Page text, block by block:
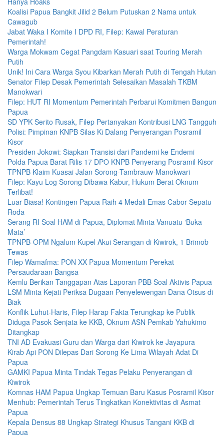
Koalisi Papua Bangkit Jilid 2 Belum Putuskan 2 Nama untuk
Cawagub
Jabat Waka I Komite I DPD RI, Filep: Kawal Peraturan
Pemerintah!
Warga Mokwam Cegat Pangdam Kasuari saat Touring Merah
Putih
Unik! Ini Cara Warga Syou Kibarkan Merah Putih di Tengah Hutan
Senator Filep Desak Pemerintah Selesaikan Masalah TKBM
Manokwari
Filep: HUT RI Momentum Pemerintah Perbarui Komitmen Bangun
Papua
SD YPK Serito Rusak, Filep Pertanyakan Kontribusi LNG Tangguh
Polisi: Pimpinan KNPB Silas Ki Dalang Penyerangan Posramil
Kisor
Presiden Jokowi: Siapkan Transisi dari Pandemi ke Endemi
Polda Papua Barat Rilis 17 DPO KNPB Penyerang Posramil Kisor
TPNPB Klaim Kuasai Jalan Sorong-Tambrauw-Manokwari
Filep: Kayu Log Sorong Dibawa Kabur, Hukum Berat Oknum
Terlibat!
Luar Biasa! Kontingen Papua Raih 4 Medali Emas Cabor Sepatu
Roda
Serang RI Soal HAM di Papua, Diplomat Minta Vanuatu ‘Buka
Mata’
TPNPB-OPM Ngalum Kupel Akui Serangan di Kiwirok, 1 Brimob
Tewas
Filep Wamafma: PON XX Papua Momentum Perekat
Persaudaraan Bangsa
Kemlu Berikan Tanggapan Atas Laporan PBB Soal Aktivis Papua
LSM Minta Kejati Periksa Dugaan Penyelewengan Dana Otsus di
Biak
Konflik Luhut-Haris, Filep Harap Fakta Terungkap ke Publik
Diduga Pasok Senjata ke KKB, Oknum ASN Pemkab Yahukimo
Ditangkap
TNI AD Evakuasi Guru dan Warga dari Kiwirok ke Jayapura
Kirab Api PON Dilepas Dari Sorong Ke Lima Wilayah Adat Di
Papua
GAMKI Papua Minta Tindak Tegas Pelaku Penyerangan di
Kiwirok
Komnas HAM Papua Ungkap Temuan Baru Kasus Posramil Kisor
Menhub: Pemerintah Terus Tingkatkan Konektivitas di Asmat
Papua
Kepala Densus 88 Ungkap Strategi Khusus Tangani KKB di
Papua